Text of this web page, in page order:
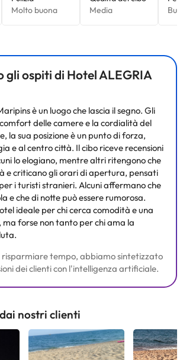
potrebbero essere a pagamento. Puoi
gli ospiti di Hotel ALEGRIA
è un luogo che lascia il segno. Gli
delle camere e la cordialità del
la sua posizione è un punto di forza,
e al centro città. Il cibo riceve recensioni
lo elogiano, mentre altri ritengono che
e criticano gli orari di apertura, pensati
i turisti stranieri. Alcuni affermano che
e che di notte può essere rumorosa.
ideale per chi cerca comodità e una
ma forse non tanto per chi ama la
tempo, abbiamo sintetizzato
dei clienti con l'intelligenza artificiale.
nostri clienti